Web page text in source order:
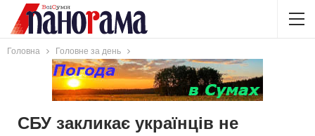
Головна Головне за день
СБУ закликає українців не